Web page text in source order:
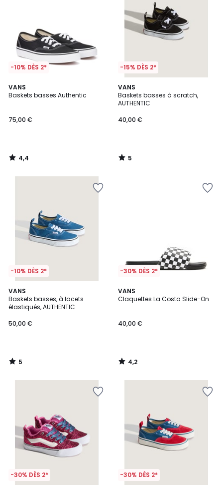
-10% DÈS 2*
VANS
Baskets basses Authentic
75,00 €
4,4
/ 5
4,4
/
-15% DÈS 2*
VANS
Baskets basses à scratch,
AUTHENTIC
40,00 €
5
/
5
5
/
-10% DÈS 2*
VANS
Baskets basses, à lacets
élastiqués, AUTHENTIC
50,00 €
5
/
5
5
/
-30% DÈS 2*
VANS
Claquettes La Costa Slide-On
40,00 €
4,2
/ 5
4,2
/
-30% DÈS 2* -30% DÈS 2*